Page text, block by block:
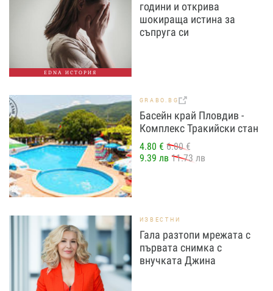
EDNA ИСТОРИЯ
години и открива
шокираща истина за
съпруга си
GRABO.BG
Басейн край Пловдив -
Комплекс Тракийски стан
4.80 € 6.00 €
9.39 лв 11.73 лв
ИЗВЕСТНИ
Гала разтопи мрежата с
първата снимка с
внучката Джина